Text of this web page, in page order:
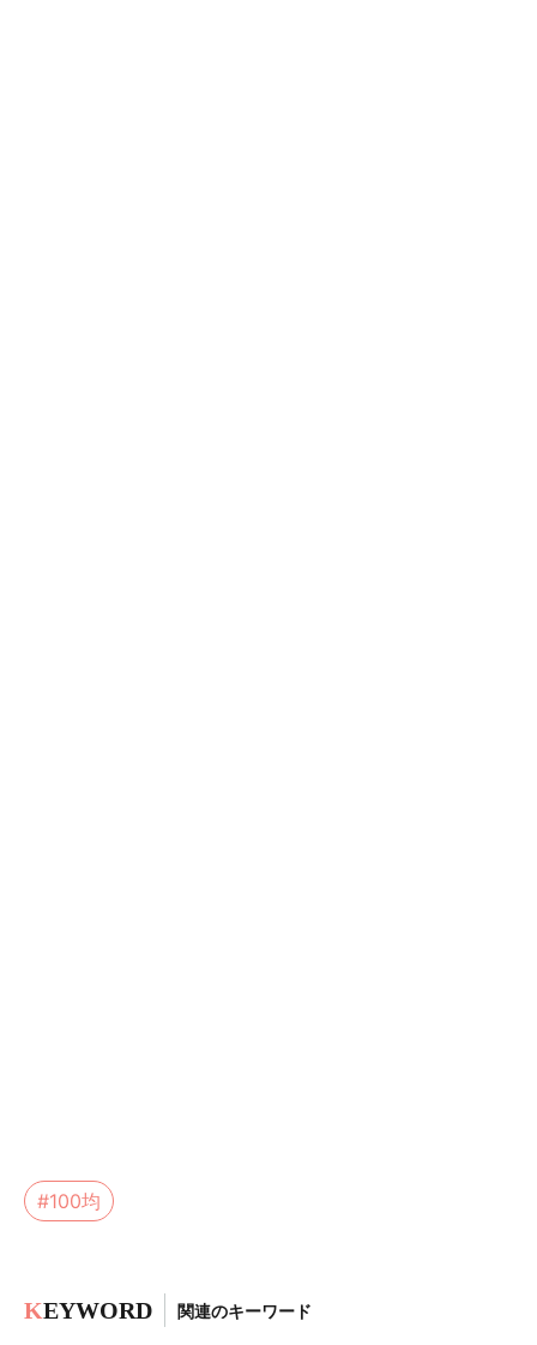
#100均
KEYWORD 関連のキーワード